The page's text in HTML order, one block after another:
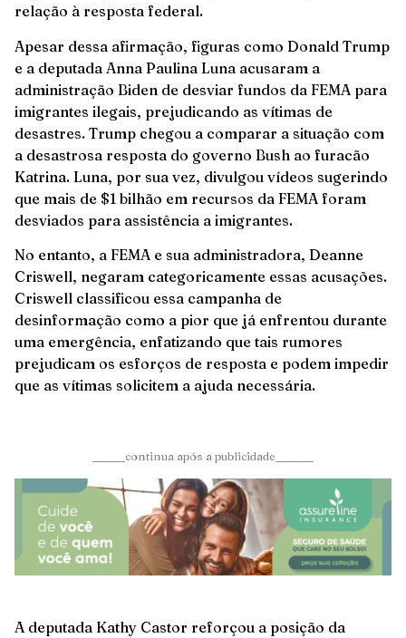
relação à resposta federal.
Apesar dessa afirmação, figuras como Donald Trump
e a deputada Anna Paulina Luna acusaram a
administração Biden de desviar fundos da FEMA para
imigrantes ilegais, prejudicando as vítimas de
desastres. Trump chegou a comparar a situação com
a desastrosa resposta do governo Bush ao furacão
Katrina. Luna, por sua vez, divulgou vídeos sugerindo
que mais de $1 bilhão em recursos da FEMA foram
desviados para assistência a imigrantes.
No entanto, a FEMA e sua administradora, Deanne
Criswell, negaram categoricamente essas acusações.
Criswell classificou essa campanha de
desinformação como a pior que já enfrentou durante
uma emergência, enfatizando que tais rumores
prejudicam os esforços de resposta e podem impedir
que as vítimas solicitem a ajuda necessária.
______continua após a publicidade_______
A deputada Kathy Castor reforçou a posição da